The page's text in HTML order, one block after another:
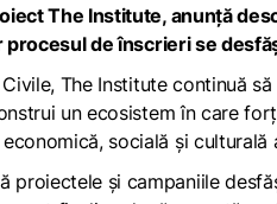
The Institute, anunță
procesul de înscrieri se
The Institute continuă
un ecosistem în care
socială și culturală
proiectele și campaniile